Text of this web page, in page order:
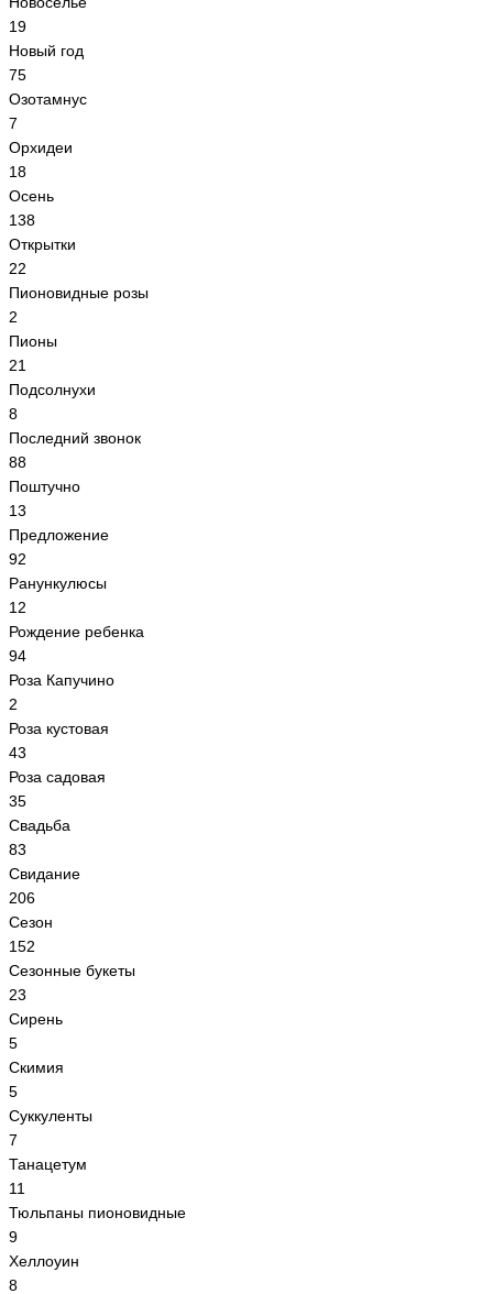
19
Новый год
75
Озотамнус
7
Орхидеи
18
Осень
138
Открытки
22
Пионовидные розы
2
Пионы
21
Подсолнухи
8
Последний звонок
88
Поштучно
13
Предложение
92
Ранункулюсы
12
Рождение ребенка
94
Роза Капучино
2
Роза кустовая
43
Роза садовая
35
Свадьба
83
Свидание
206
Сезон
152
Сезонные букеты
23
Сирень
5
Скимия
5
Суккуленты
7
Танацетум
11
Тюльпаны пионовидные
9
Хеллоуин
8